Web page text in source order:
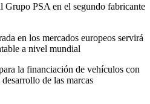
Grupo PSA en el segundo fabricante
en los mercados europeos servirá
a nivel mundial
la financiación de vehículos con
de las marcas